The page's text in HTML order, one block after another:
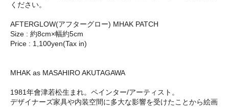
ください。
AFTERGLOW(アフターグロー) MHAK PATCH
Size : 約8cm×幅約5cm
Price : 1,100yen(Tax in)
MHAK as MASAHIRO AKUTAGAWA
1981年會津若松生まれ。ペインター/アーティスト。
デザイナーズ家具や内装空間に多大な影響を受けたことから絵画